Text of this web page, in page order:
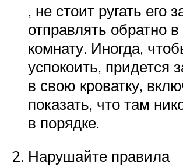
, не стоит ругать его
отправлять обратно
комнату. Иногда,
успокоить, придется
в свою кроватку,
показать, что там
в порядке.
Нарушайте правила